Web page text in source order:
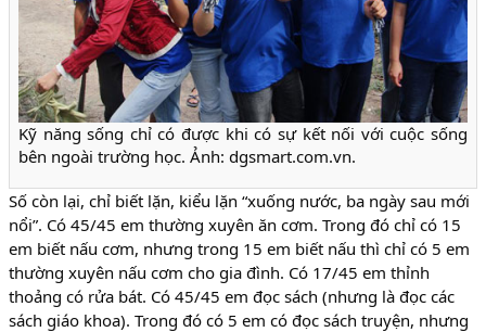
Kỹ năng sống chỉ có được khi có sự kết nối với cuộc sống
bên ngoài trường học. Ảnh: dgsmart.com.vn.
Số còn lại, chỉ biết lặn, kiểu lặn “xuống nước, ba ngày sau mới
nổi”. Có 45/45 em thường xuyên ăn cơm. Trong đó chỉ có 15
em biết nấu cơm, nhưng trong 15 em biết nấu thì chỉ có 5 em
thường xuyên nấu cơm cho gia đình. Có 17/45 em thỉnh
thoảng có rửa bát. Có 45/45 em đọc sách (nhưng là đọc các
sách giáo khoa). Trong đó có 5 em có đọc sách truyện, nhưng